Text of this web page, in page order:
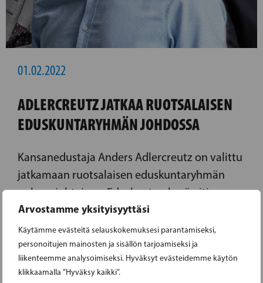
Arvostamme yksityisyyttäsi
Käytämme evästeitä selauskokemuksesi parantamiseksi,
personoitujen mainosten ja sisällön tarjoamiseksi ja
liikenteemme analysoimiseksi. Hyväksyt evästeidemme käytön
klikkaamalla ”Hyväksy kaikki”.
01.02.2022
ADLERCREUTZ JATKAA RUOTSALAISEN
EDUSKUNTARYHMÄN JOHDOSSA
Kansanedustaja Anders Adlercreutz on valittu
jatkamaan ruotsalaisen eduskuntaryhmän
puheenjohtajana. Eduskuntaryhmä piti
järjestäytymiskokouksensa tänään tiistaina,
kun eduskunta totesi uusien valtiopäivien
alkaneiksi - viimeistä kertaa tällä
vaalikaudella.